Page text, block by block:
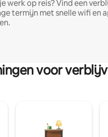
werk op reis? Vind een
termijn met snelle wifi en
voor